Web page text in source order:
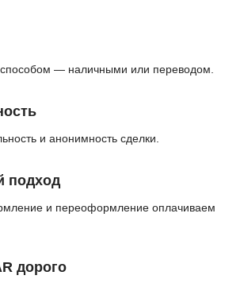
— наличными или переводом.
и анонимность сделки.
подход
и переоформление оплачиваем
дорого